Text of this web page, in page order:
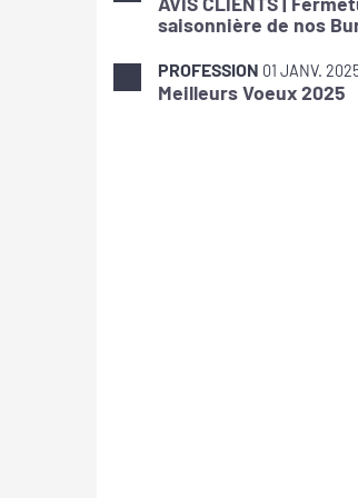
saisonnière de nos
PROFESSION 01 JANV.
Meilleurs Voeux 2025